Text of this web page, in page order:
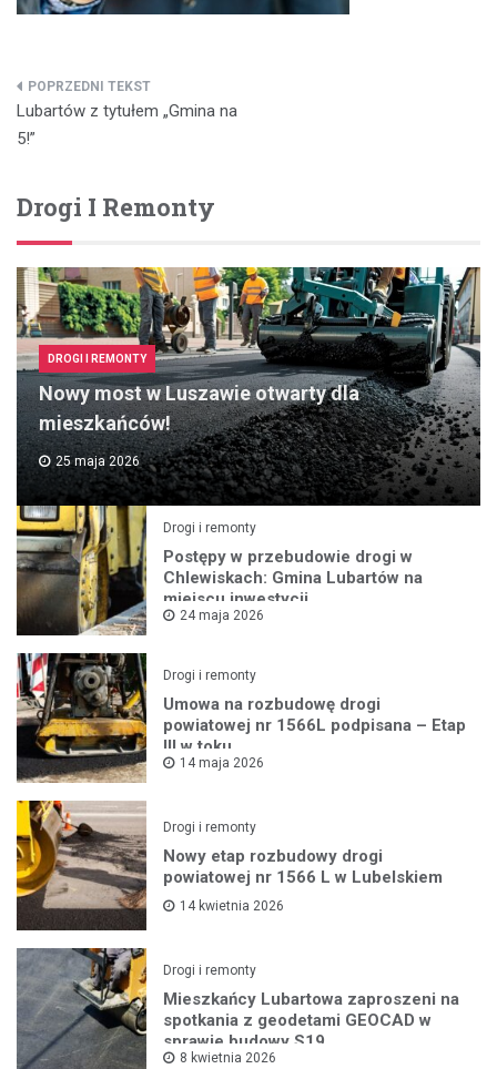
Nawigacja
wpisu
Lubartów z tytułem „Gmina na
5!”
Drogi I Remonty
DROGI I REMONTY
Nowy most w Luszawie otwarty dla
mieszkańców!
25 maja 2026
Drogi i remonty
Postępy w przebudowie drogi w
Chlewiskach: Gmina Lubartów na
miejscu inwestycji
24 maja 2026
Drogi i remonty
Umowa na rozbudowę drogi
powiatowej nr 1566L podpisana – Etap
III w toku
14 maja 2026
Drogi i remonty
Nowy etap rozbudowy drogi
powiatowej nr 1566 L w Lubelskiem
14 kwietnia 2026
Drogi i remonty
Mieszkańcy Lubartowa zaproszeni na
spotkania z geodetami GEOCAD w
sprawie budowy S19
8 kwietnia 2026